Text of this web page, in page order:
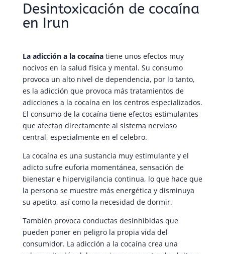
Desintoxicación de cocaína
en Irun
La adicción a la cocaínatiene unos efectos muy
nocivos en la salud física y mental. Su consumo
provoca un alto nivel de dependencia, por lo tanto,
es la adicción que provoca más tratamientos de
adicciones a la cocaína en los centros especializados.
El consumo de la cocaína tiene efectos estimulantes
que afectan directamente al sistema nervioso
central, especialmente en el celebro.
La cocaína es una sustancia muy estimulante y el
adicto sufre euforia momentánea, sensación de
bienestar e hipervigilancia continua, lo que hace que
la persona se muestre más energética y disminuya
su apetito, así como la necesidad de dormir.
También provoca conductas desinhibidas que
pueden poner en peligro la propia vida del
consumidor. La adicción a la cocaína crea una